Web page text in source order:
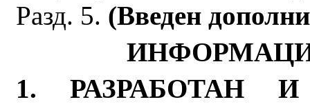
Разд. 5. (Введен
1. РАЗРАБОТАН И